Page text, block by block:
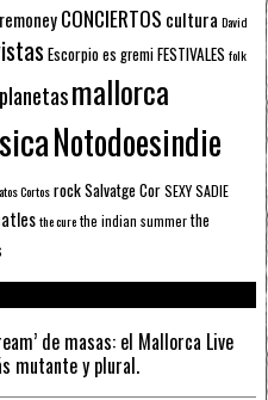
CONCIERTOS cultura David
Escorpioes gremiFESTIVALES folk
mallorca
Notodoesindie
CortosrockSalvatge CorSEXY SADIE
the curethe indian summerthe
de masas: el Mallorca Live
mutante y plural.